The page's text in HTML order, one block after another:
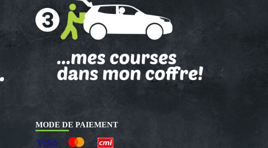
MODE DE PAIEMENT